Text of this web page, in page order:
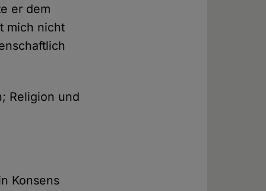
er dem
mich nicht
Religion und
Konsens